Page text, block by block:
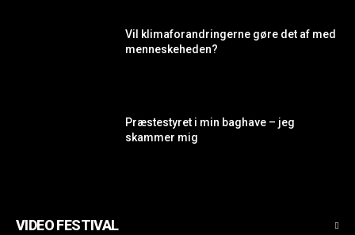
Vil klimaforandringerne gøre det af med
menneskeheden?
Præstestyret i min baghave – jeg
skammer mig
VIDEO FESTIVAL